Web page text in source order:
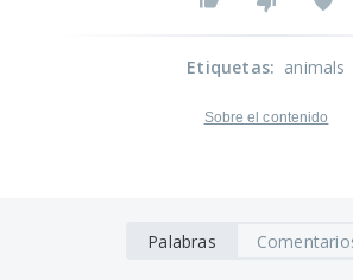
Etiquetas: animals
Sobre el contenido
Palabras